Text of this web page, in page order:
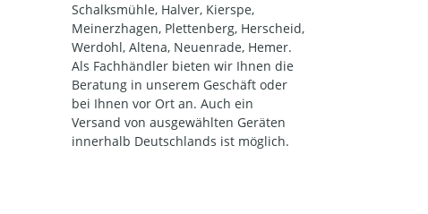
Schalksmühle, Halver, Kierspe,
Meinerzhagen, Plettenberg, Herscheid,
Werdohl, Altena, Neuenrade, Hemer.
Als Fachhändler bieten wir Ihnen die
Beratung in unserem Geschäft oder
bei Ihnen vor Ort an. Auch ein
Versand von ausgewählten Geräten
innerhalb Deutschlands ist möglich.